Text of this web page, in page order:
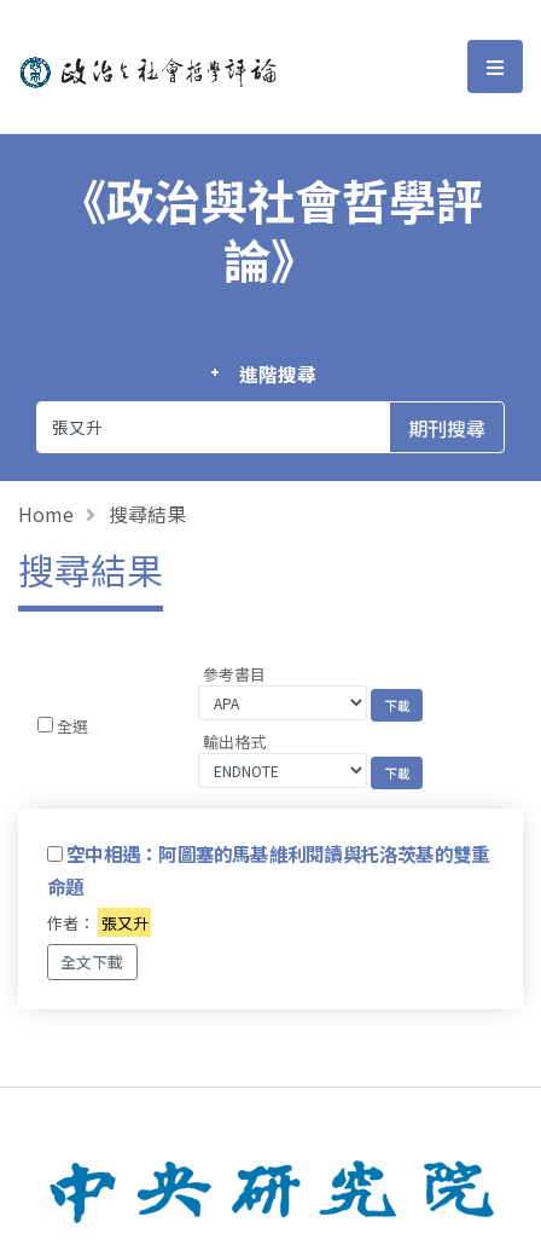
政治與社會哲學評論 選
《政治與社會哲學評
論》
進階搜尋
Home 搜尋結果
搜尋結果
全選
參考書目
輸出格式
空中相遇：阿圖塞的馬基維利閱讀與托洛茨基的雙重
命題
作者： 張又升
全文下載